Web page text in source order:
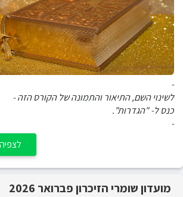
-
לשינוי השם, התיאור והתמונה של הקורס הזה -
כנס ל- "הגדרות".
-
מועדון שומרי הזיכרון פברואר 2026